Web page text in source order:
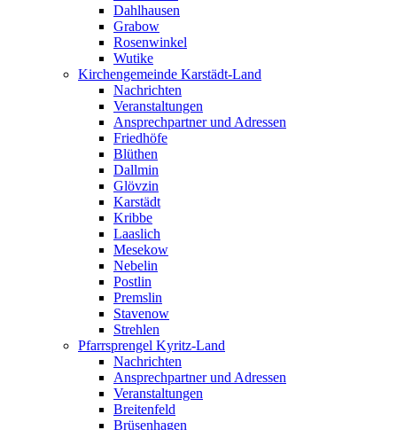
Dahlhausen
Grabow
Rosenwinkel
Wutike
Kirchengemeinde Karstädt-Land
Nachrichten
Veranstaltungen
Ansprechpartner und Adressen
Friedhöfe
Blüthen
Dallmin
Glövzin
Karstädt
Kribbe
Laaslich
Mesekow
Nebelin
Postlin
Premslin
Stavenow
Strehlen
Pfarrsprengel Kyritz-Land
Nachrichten
Ansprechpartner und Adressen
Veranstaltungen
Breitenfeld
Brüsenhagen